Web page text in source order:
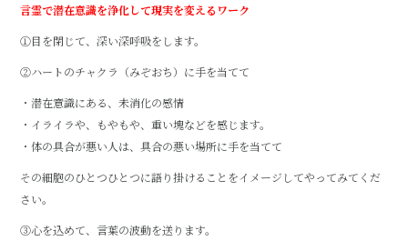
言霊で潜在意識を浄化して現実を変えるワーク
①目を閉じて、深い深呼吸をします。
②ハートのチャクラ（みぞおち）に手を当てて
・潜在意識にある、未消化の感情
・イライラや、もやもや、重い塊などを感じます。
・体の具合が悪い人は、具合の悪い場所に手を当てて
その細胞のひとつひとつに語り掛けることをイメージしてやってみてくだ
さい。
③心を込めて、言葉の波動を送ります。